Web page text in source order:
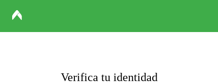
Verifica tu identidad